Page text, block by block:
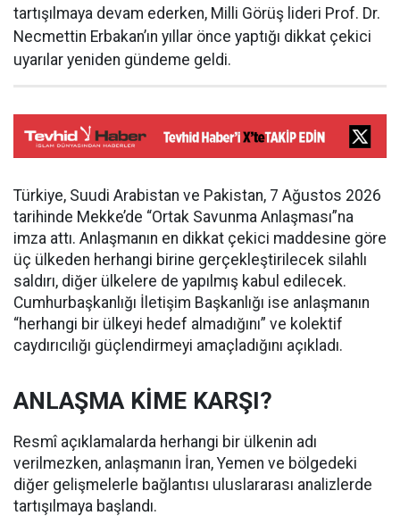
tartışılmaya devam ederken, Milli Görüş lideri Prof. Dr.
Necmettin Erbakan’ın yıllar önce yaptığı dikkat çekici
uyarılar yeniden gündeme geldi.
Türkiye, Suudi Arabistan ve Pakistan, 7 Ağustos 2026
tarihinde Mekke’de “Ortak Savunma Anlaşması”na
imza attı. Anlaşmanın en dikkat çekici maddesine göre
üç ülkeden herhangi birine gerçekleştirilecek silahlı
saldırı, diğer ülkelere de yapılmış kabul edilecek.
Cumhurbaşkanlığı İletişim Başkanlığı ise anlaşmanın
“herhangi bir ülkeyi hedef almadığını” ve kolektif
caydırıcılığı güçlendirmeyi amaçladığını açıkladı.
ANLAŞMA KİME KARŞI?
Resmî açıklamalarda herhangi bir ülkenin adı
verilmezken, anlaşmanın İran, Yemen ve bölgedeki
diğer gelişmelerle bağlantısı uluslararası analizlerde
tartışılmaya başlandı.